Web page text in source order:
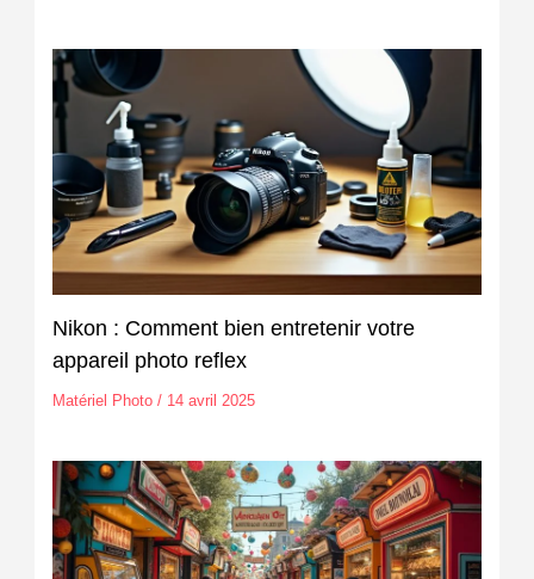
Nikon : Comment bien entretenir votre
appareil photo reflex
Matériel Photo/ 14 avril 2025